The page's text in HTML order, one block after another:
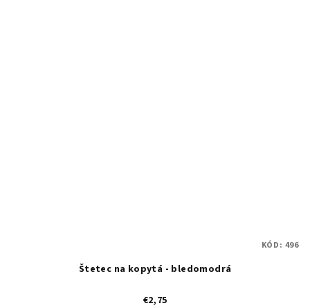
Štetec na kopytá - bledomodrá
€2,75
KÓD: 496